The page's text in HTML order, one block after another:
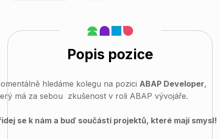
Popis pozice
hledáme kolegu na pozici ABAP Developer,
má za sebou zkušenost v roli ABAP vývojáře.
se k nám a buď součástí projektů, které mají smysl!